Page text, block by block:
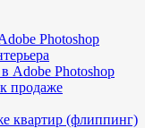
Photoshop
Adobe Photoshop
продаже
квартир (флиппинг)